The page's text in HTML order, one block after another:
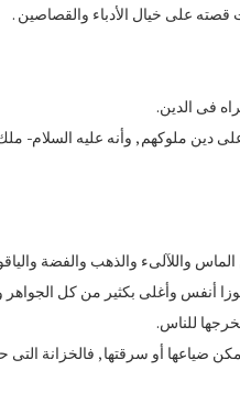
على خيال الأدباء والقصاصين .
فى الدين.
على دين ملوكهم , وأنه عليه السلام-
واللآلىء والذهب والفضة
أنفس وأغلى بكثير من كل الجواهر
للناس.
أو سرقتها , فالخزانة التى